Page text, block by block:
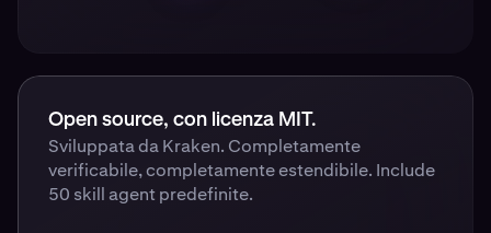
Open source, con licenza MIT.
Sviluppata da Kraken. Completamente
verificabile, completamente estendibile. Include
50 skill agent predefinite.